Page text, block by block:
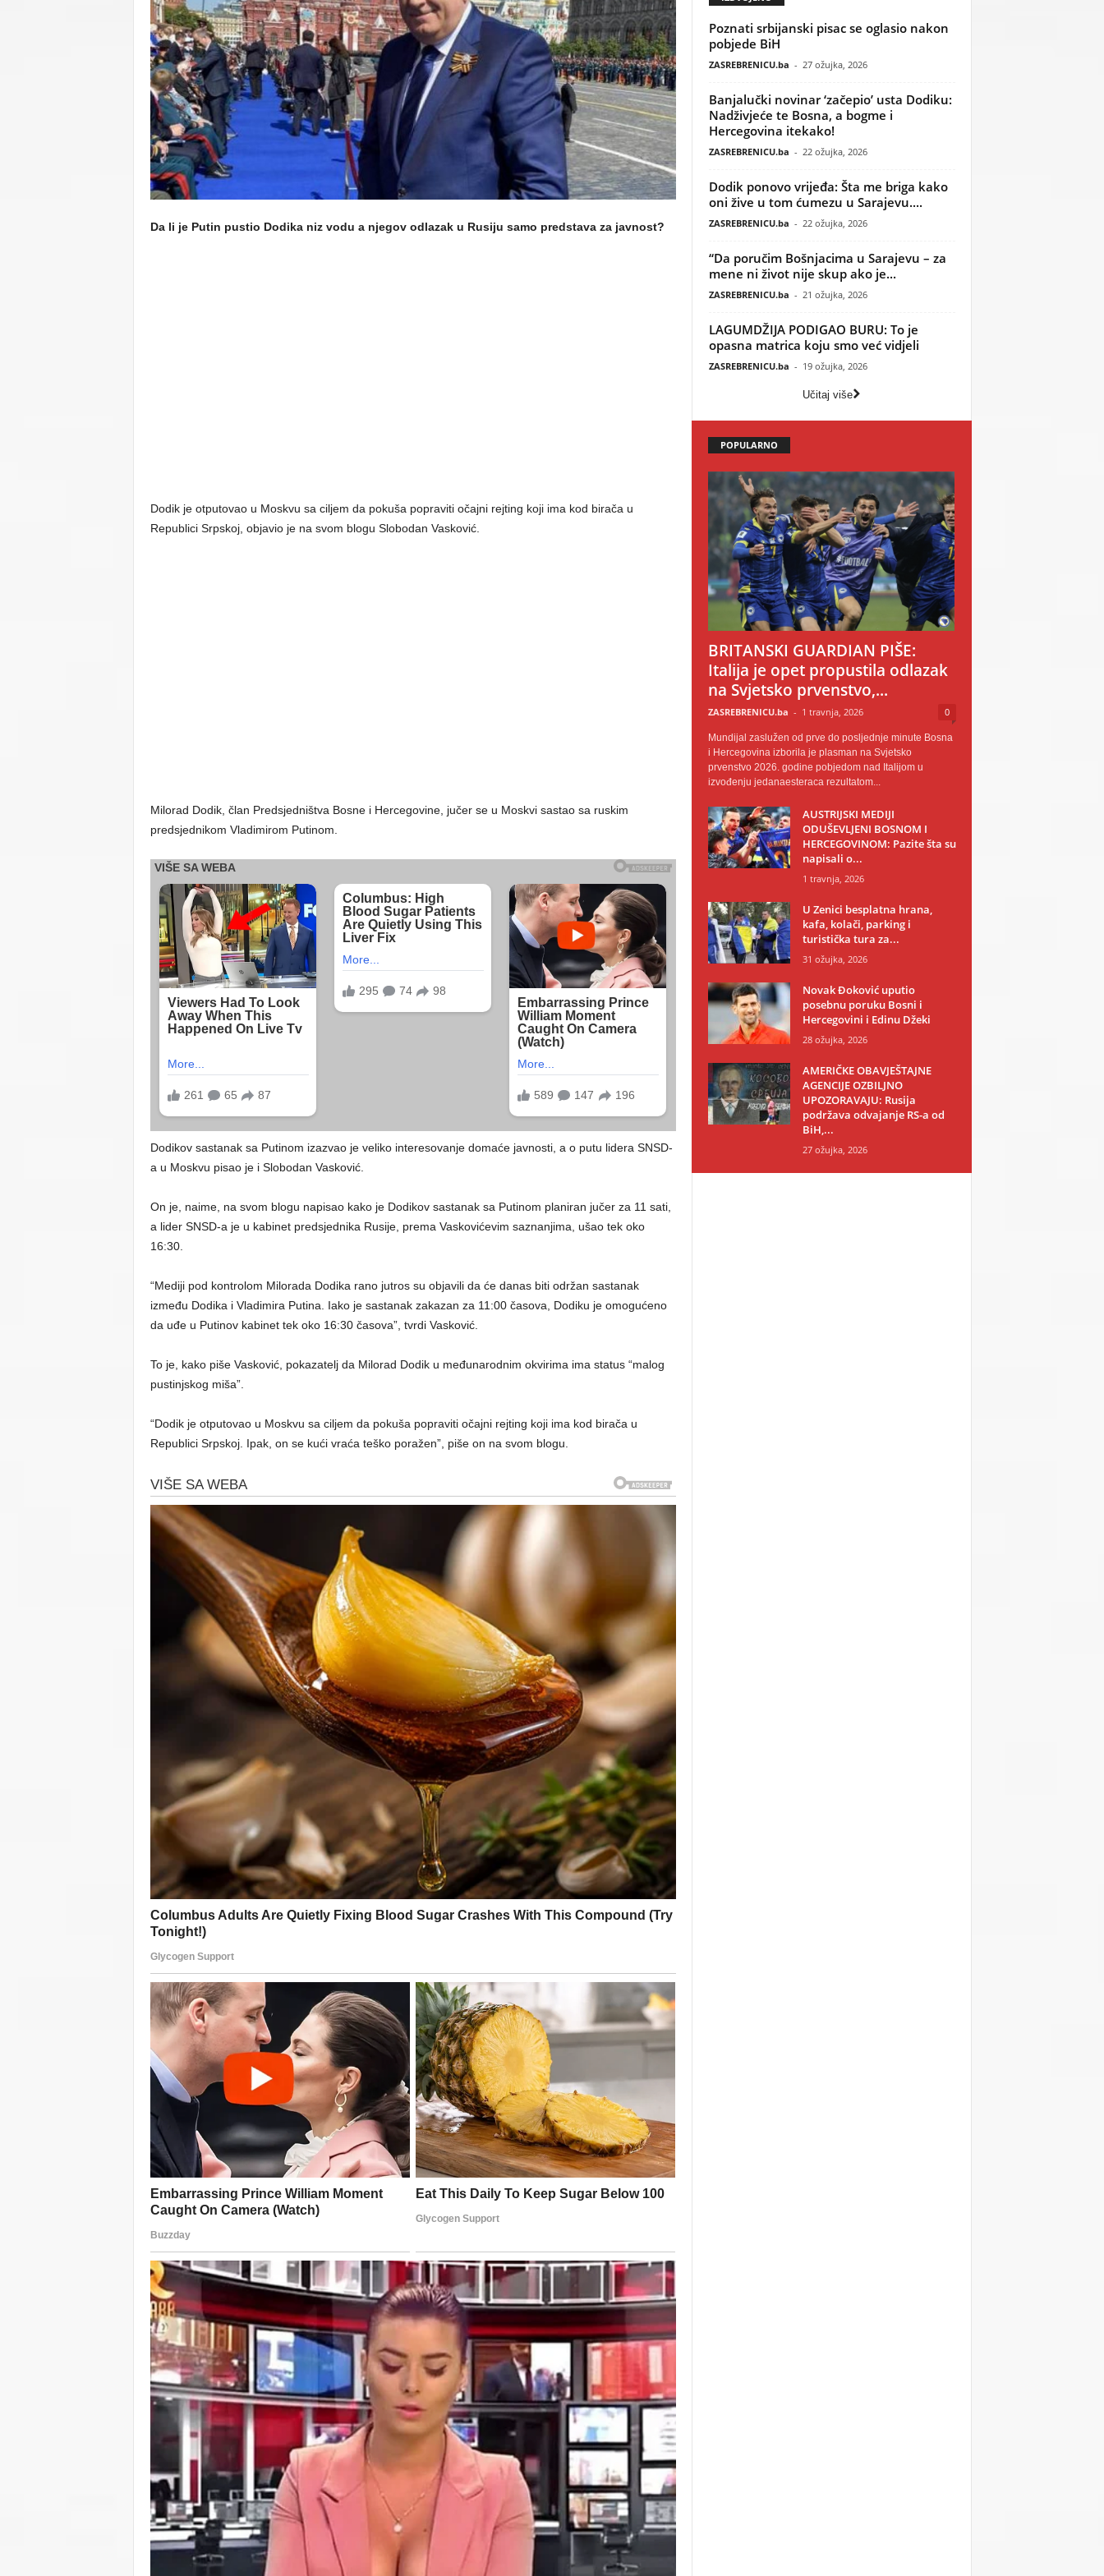
C
U
Da li je Putin pustio Dodika niz vodu a njegov odlazak u Rusiju samo predstava za javnost?
Dodik je otputovao u Moskvu sa ciljem da pokuša popraviti očajni rejting koji ima kod birača u
Republici Srpskoj, objavio je na svom blogu Slobodan Vasković.
Milorad Dodik, član Predsjedništva Bosne i Hercegovine, jučer se u Moskvi sastao sa ruskim
predsjednikom Vladimirom Putinom.
Dodikov sastanak sa Putinom izazvao je veliko interesovanje domaće javnosti, a o putu lidera SNSD-
a u Moskvu pisao je i Slobodan Vasković.
On je, naime, na svom blogu napisao kako je Dodikov sastanak sa Putinom planiran jučer za 11 sati,
a lider SNSD-a je u kabinet predsjednika Rusije, prema Vaskovićevim saznanjima, ušao tek oko
16:30.
“Mediji pod kontrolom Milorada Dodika rano jutros su objavili da će danas biti održan sastanak
između Dodika i Vladimira Putina. Iako je sastanak zakazan za 11:00 časova, Dodiku je omogućeno
da uđe u Putinov kabinet tek oko 16:30 časova”, tvrdi Vasković.
To je, kako piše Vasković, pokazatelj da Milorad Dodik u međunarodnim okvirima ima status “malog
pustinjskog miša”.
“Dodik je otputovao u Moskvu sa ciljem da pokuša popraviti očajni rejting koji ima kod birača u
Republici Srpskoj. Ipak, on se kući vraća teško poražen”, piše on na svom blogu.
Poznati srbijanski pisac se oglasio nakon
pobjede BiH
ZASREBRENICU.ba - 27 ožujka, 2026
Banjalučki novinar ‘začepio’ usta Dodiku:
Nadživjeće te Bosna, a bogme i
Hercegovina itekako!
ZASREBRENICU.ba - 22 ožujka, 2026
Dodik ponovo vrijeđa: Šta me briga kako
oni žive u tom ćumezu u Sarajevu....
ZASREBRENICU.ba - 22 ožujka, 2026
“Da poručim Bošnjacima u Sarajevu – za
mene ni život nije skup ako je...
ZASREBRENICU.ba - 21 ožujka, 2026
LAGUMDŽIJA PODIGAO BURU: To je
opasna matrica koju smo već vidjeli
ZASREBRENICU.ba - 19 ožujka, 2026
Učitaj više
POPULARNO
BRITANSKI GUARDIAN PIŠE:
Italija je opet propustila odlazak
na Svjetsko prvenstvo,...
ZASREBRENICU.ba - 1 travnja, 2026 0
Mundijal zaslužen od prve do posljednje minute Bosna
i Hercegovina izborila je plasman na Svjetsko
prvenstvo 2026. godine pobjedom nad Italijom u
izvođenju jedanaesteraca rezultatom...
AUSTRIJSKI MEDIJI
ODUŠEVLJENI BOSNOM I
HERCEGOVINOM: Pazite šta su
napisali o...
1 travnja, 2026
U Zenici besplatna hrana,
kafa, kolači, parking i
turistička tura za...
31 ožujka, 2026
Novak Đoković uputio
posebnu poruku Bosni i
Hercegovini i Edinu Džeki
28 ožujka, 2026
AMERIČKE OBAVJEŠTAJNE
AGENCIJE OZBILJNO
UPOZORAVAJU: Rusija
podržava odvajanje RS-a od
BiH,...
27 ožujka, 2026